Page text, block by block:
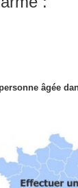
âgée